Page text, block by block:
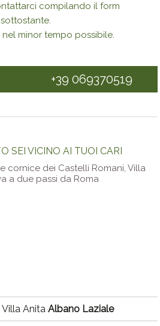
compilando il form
sottostante.
minor tempo possibile.
+39 069370519
SEI VICINO AI TUOI CARI
cornice dei Castelli Romani, Villa
a due passi da Roma
Anita Albano Laziale